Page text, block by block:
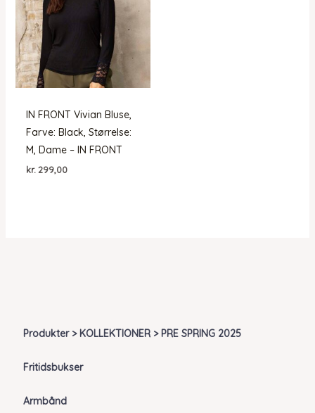
Produkter > KOLLEKTIONER > PRE SPRING 2025
Fritidsbukser
Armbånd
IN FRONT Vivian Bluse,
Farve: Black, Størrelse:
M, Dame – IN FRONT
kr. 299,00